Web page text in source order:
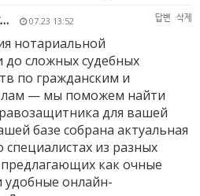
07.23 13:52 답변 삭제
нотариальной
до сложных судебных
по гражданским и
— мы поможем найти
для вашей
базе собрана актуальная
из разных
как очные
удобные онлайн-